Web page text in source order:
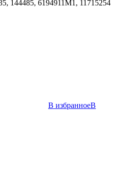
144485, 6194911M1, 11715254
В избранноеВ